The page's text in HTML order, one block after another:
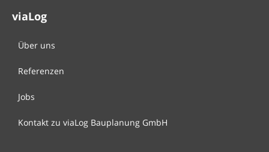
viaLog
Über uns
Referenzen
Jobs
Kontakt zu viaLog Bauplanung GmbH